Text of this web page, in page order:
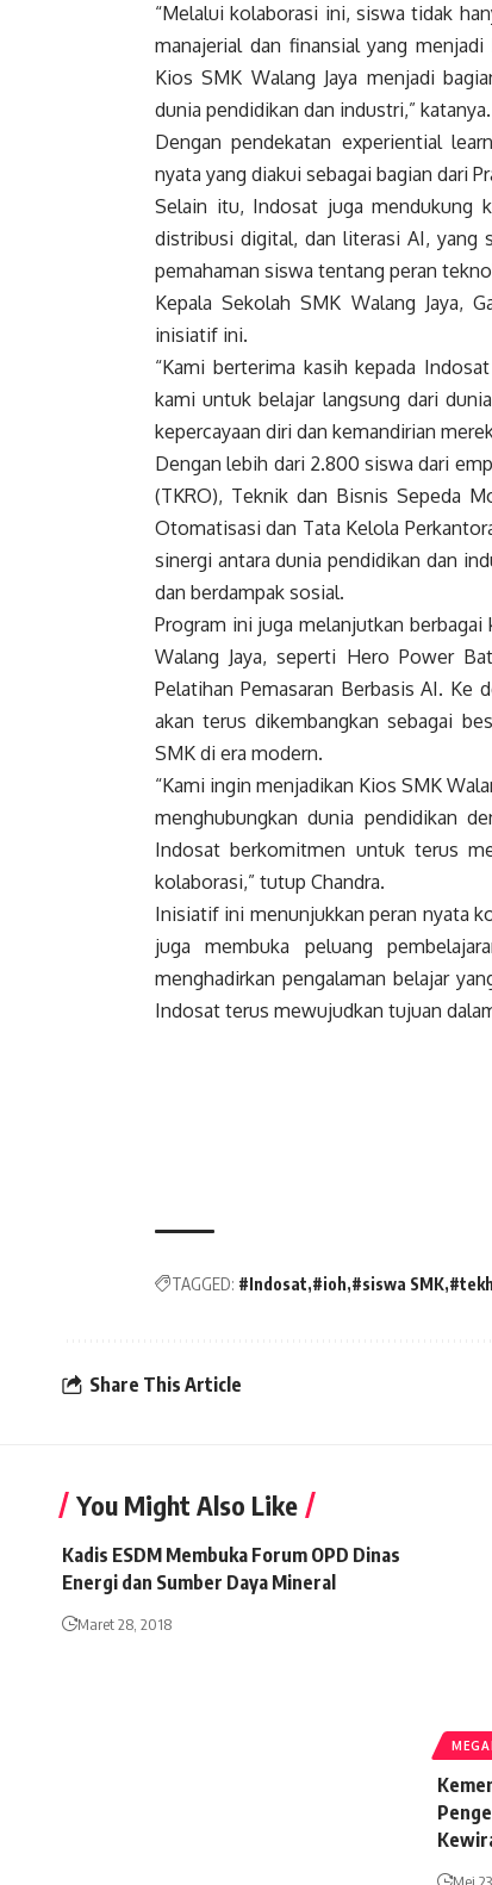
“Melalui kolaborasi ini, siswa tidak
manajerial dan finansial yang
Kios SMK Walang Jaya menjadi
dunia pendidikan dan industri,” katanya.
Dengan pendekatan experiential
nyata yang diakui sebagai bagian dari
Selain itu, Indosat juga mendukung
distribusi digital, dan literasi AI, yang
pemahaman siswa tentang peran
Kepala Sekolah SMK Walang Jaya,
inisiatif ini.
“Kami berterima kasih kepada
kami untuk belajar langsung dari
kepercayaan diri dan kemandirian
Dengan lebih dari 2.800 siswa dari
(TKRO), Teknik dan Bisnis Sepeda
Otomatisasi dan Tata Kelola
sinergi antara dunia pendidikan dan
dan berdampak sosial.
Program ini juga melanjutkan
Walang Jaya, seperti Hero Power
Pelatihan Pemasaran Berbasis AI.
akan terus dikembangkan sebagai
SMK di era modern.
“Kami ingin menjadikan Kios SMK
menghubungkan dunia pendidikan
Indosat berkomitmen untuk terus
kolaborasi,” tutup Chandra.
Inisiatif ini menunjukkan peran nyata
juga membuka peluang
menghadirkan pengalaman belajar
Indosat terus mewujudkan tujuan
TAGGED: #Indosat #ioh #siswa SMK
Share This Article
You Might Also Like
Kadis ESDM Membuka Forum OPD Dinas
Energi dan Sumber Daya Mineral
Maret 28, 2018